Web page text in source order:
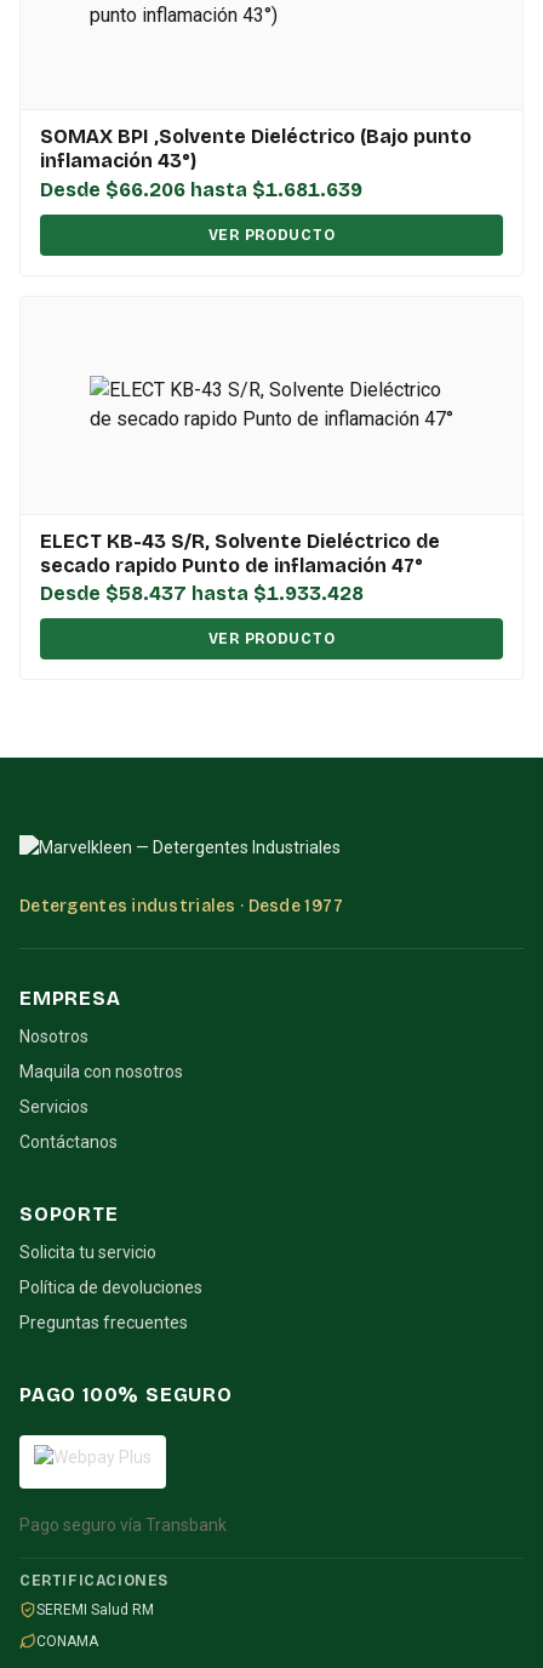
SOMAX BPI ,Solvente Dieléctrico (Bajo punto
inflamación 43°)
Desde $66.206 hasta $1.681.639
VER PRODUCTO
ELECT KB-43 S/R, Solvente Dieléctrico de
secado rapido Punto de inflamación 47°
Desde $58.437 hasta $1.933.428
VER PRODUCTO
Detergentes industriales · Desde 1977
EMPRESA
Nosotros
Maquila con nosotros
Servicios
Contáctanos
SOPORTE
Solicita tu servicio
Política de devoluciones
Preguntas frecuentes
PAGO 100% SEGURO
Pago seguro vía Transbank
CERTIFICACIONES
SEREMI Salud RM
CONAMA